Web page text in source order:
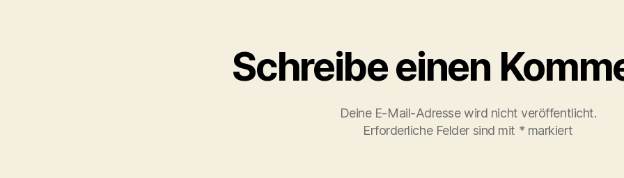
Schreibe einen
Deine E-Mail-Adresse wird nicht veröffentlicht.
Erforderliche Felder sind mit * markiert